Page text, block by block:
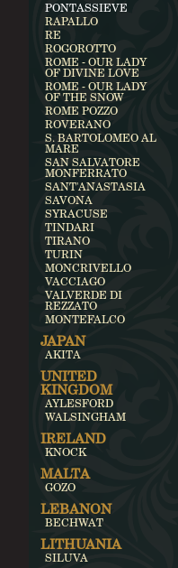
PONTASSIEVE
RAPALLO
RE
ROGOROTTO
ROME - OUR LADY
OF DIVINE LOVE
ROME - OUR LADY
OF THE SNOW
ROME POZZO
ROVERANO
S. BARTOLOMEO AL
MARE
SAN SALVATORE
MONFERRATO
SANT'ANASTASIA
SAVONA
SYRACUSE
TINDARI
TIRANO
TURIN
MONCRIVELLO
VACCIAGO
VALVERDE DI
REZZATO
MONTEFALCO
JAPAN
AKITA
UNITED
KINGDOM
AYLESFORD
WALSINGHAM
IRELAND
KNOCK
MALTA
GOZO
LEBANON
BECHWAT
LITHUANIA
SILUVA